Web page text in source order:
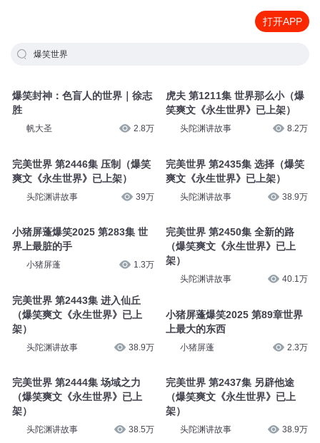
打开APP
爆笑世界
爆笑封神：色盲人的世界｜徐志
胜
帆大圣 2.8万
完美世界 第2446集 压制（爆笑
爽文《永生世界》已上架）
头陀渊讲故事 39万
小猪屏蓬爆笑2025 第283集 世
界上最脏的手
小猪屏蓬 1.3万
完美世界 第2443集 进入仙丘
（爆笑爽文《永生世界》已上
架）
头陀渊讲故事 38.9万
完美世界 第2444集 场域之力
（爆笑爽文《永生世界》已上
架）
头陀渊讲故事 38.5万
虎夫 第1211集 世界那么小（爆
笑爽文《永生世界》已上架）
头陀渊讲故事 8.2万
完美世界 第2435集 选择（爆笑
爽文《永生世界》已上架）
头陀渊讲故事 38.9万
完美世界 第2450集 全新的路
（爆笑爽文《永生世界》已上
架）
头陀渊讲故事 40.1万
小猪屏蓬爆笑2025 第89章世界
上最大的东西
小猪屏蓬 2.3万
完美世界 第2437集 另辟他途
（爆笑爽文《永生世界》已上
架）
头陀渊讲故事 38.9万